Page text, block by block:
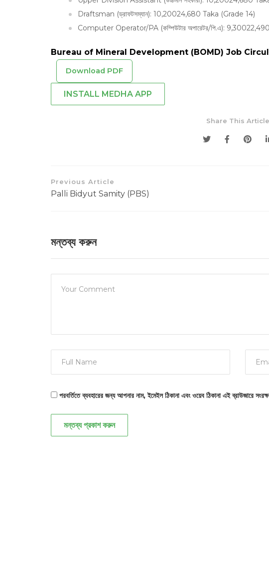
Draftsman (ড্রাফটসম্যান): 10,20024,680 Taka (Grade 14)
Computer Operator/PA (কম্পিউটার অপারেটর/পি.এ):
Bureau of Mineral Development (BOMD) Job
Download PDF
INSTALL MEDHA APP
Share This Article
Previous Article
Palli Bidyut Samity (PBS)
মন্তব্য করুন
পরবর্তিতে ব্যবহারের জন্য আপনার নাম, ইমেইল ঠিকানা এবং ওয়েব ঠিকানা এই ব্রাউজারে
মন্তব্য প্রকাশ করুন